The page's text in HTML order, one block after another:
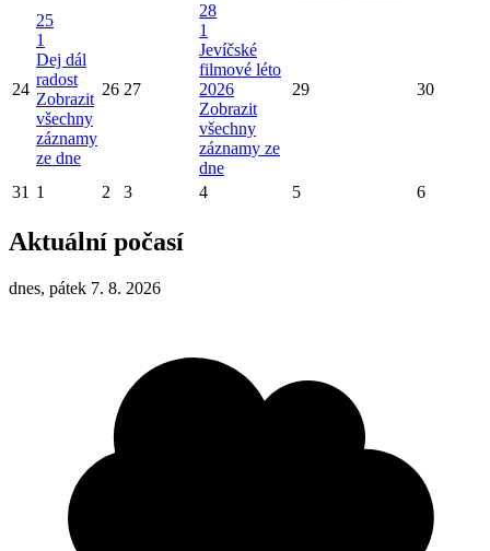
24
25
1
Dej dál
radost
Zobrazit
všechny
záznamy
ze dne
26 27
28
1
Jevíčské
filmové léto
2026
Zobrazit
všechny
záznamy ze
dne
29 30
31 1 2 3 4 5 6
Aktuální počasí
dnes, pátek 7. 8. 2026